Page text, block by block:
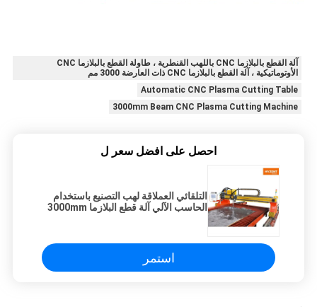
آلة القطع بالبلازما CNC باللهب القنطرية ، طاولة القطع بالبلازما CNC
الأوتوماتيكية ، آلة القطع بالبلازما CNC ذات العارضة 3000 مم
Automatic CNC Plasma Cutting Table
3000mm Beam CNC Plasma Cutting Machine
احصل على افضل سعر ل
التلقائي العملاقة لهب التصنيع باستخدام
الحاسب الآلي آلة قطع البلازما 3000mm
استمر